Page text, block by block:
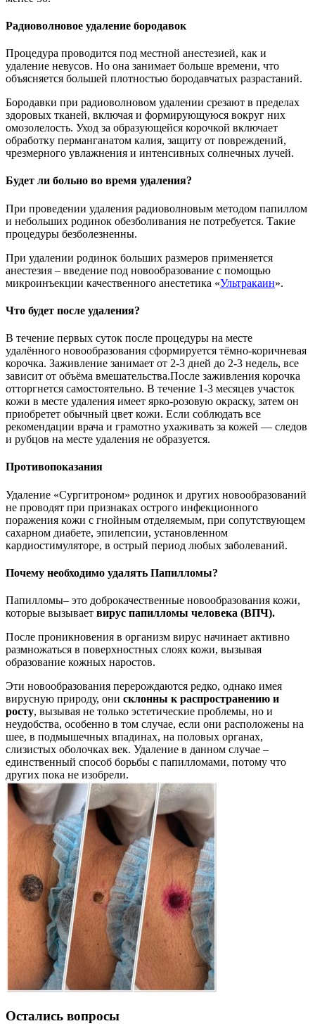
Радиоволновое удаление бородавок
Процедура проводится под местной анестезией, как и
удаление невусов. Но она занимает больше времени, что
объясняется большей плотностью бородавчатых разрастаний.
Бородавки при радиоволновом удалении срезают в пределах
здоровых тканей, включая и формирующуюся вокруг них
омозолелость. Уход за образующейся корочкой включает
обработку перманганатом калия, защиту от повреждений,
чрезмерного увлажнения и интенсивных солнечных лучей.
Будет ли больно во время удаления?
При проведении удаления радиоволновым методом папиллом
и небольших родинок обезболивания не потребуется. Такие
процедуры безболезненны.
При удалении родинок больших размеров применяется
анестезия – введение под новообразование с помощью
микроинъекции качественного анестетика «Ультракаин».
Что будет после удаления?
В течение первых суток после процедуры на месте
удалённого новообразования сформируется тёмно-коричневая
корочка. Заживление занимает от 2-3 дней до 2-3 недель, все
зависит от объёма вмешательства.После заживления корочка
отторгнется самостоятельно. В течение 1-3 месяцев участок
кожи в месте удаления имеет ярко-розовую окраску, затем он
приобретет обычный цвет кожи. Если соблюдать все
рекомендации врача и грамотно ухаживать за кожей — следов
и рубцов на месте удаления не образуется.
Противопоказания
Удаление «Сургитроном» родинок и других новообразований
не проводят при признаках острого инфекционного
поражения кожи с гнойным отделяемым, при сопутствующем
сахарном диабете, эпилепсии, установленном
кардиостимуляторе, в острый период любых заболеваний.
Почему необходимо удалять Папилломы?
Папилломы– это доброкачественные новообразования кожи,
которые вызывает вирус папилломы человека (ВПЧ).
После проникновения в организм вирус начинает активно
размножаться в поверхностных слоях кожи, вызывая
образование кожных наростов.
Эти новообразования перерождаются редко, однако имея
вирусную природу, они склонны к распространению и
росту, вызывая не только эстетические проблемы, но и
неудобства, особенно в том случае, если они расположены на
шее, в подмышечных впадинах, на половых органах,
слизистых оболочках век. Удаление в данном случае –
единственный способ борьбы с папилломами, потому что
других пока не изобрели.
Остались вопросы